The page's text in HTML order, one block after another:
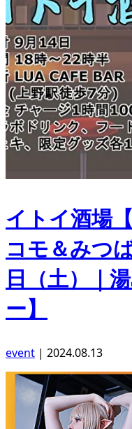
イトイ酒場
コモ＆みつ
日（土）｜
ー】
event | 2024.08.13